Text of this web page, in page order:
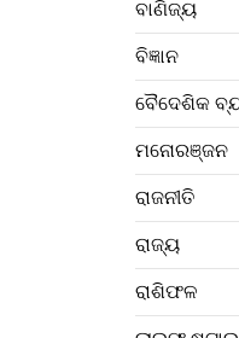
ବାଣିଜ୍ୟ
ବିଜ୍ଞାନ
ବୈଦେଶିକ
ମନୋରଞ୍ଜନ
ରାଜନୀତି
ରାଜ୍ୟ
ରାଶିଫଳ